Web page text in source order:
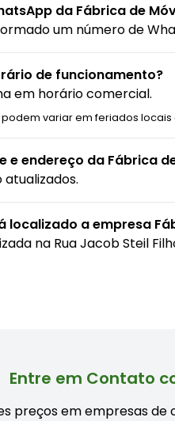
da Fábrica de
um número de
de funcionamento?
em horário comercial.
variar em feriados locais
e endereço da Fábrica
atualizados.
localizado a empresa
na Rua Jacob Steil
Entre em Contato
preços em empresas